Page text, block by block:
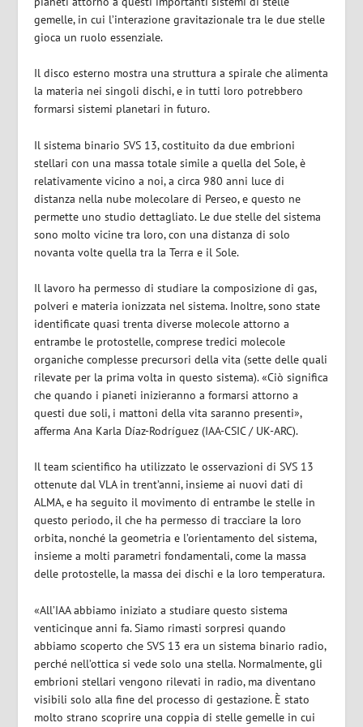
gemelle, in cui l’interazione gravitazionale tra le due stelle
gioca un ruolo essenziale.
Il disco esterno mostra una struttura a spirale che alimenta
la materia nei singoli dischi, e in tutti loro potrebbero
formarsi sistemi planetari in futuro.
Il sistema binario SVS 13, costituito da due embrioni
stellari con una massa totale simile a quella del Sole, è
relativamente vicino a noi, a circa 980 anni luce di
distanza nella nube molecolare di Perseo, e questo ne
permette uno studio dettagliato. Le due stelle del sistema
sono molto vicine tra loro, con una distanza di solo
novanta volte quella tra la Terra e il Sole.
Il lavoro ha permesso di studiare la composizione di gas,
polveri e materia ionizzata nel sistema. Inoltre, sono state
identificate quasi trenta diverse molecole attorno a
entrambe le protostelle, comprese tredici molecole
organiche complesse precursori della vita (sette delle quali
rilevate per la prima volta in questo sistema). «Ciò significa
che quando i pianeti inizieranno a formarsi attorno a
questi due soli, i mattoni della vita saranno presenti»,
afferma Ana Karla Díaz-Rodríguez (IAA-CSIC / UK-ARC).
Il team scientifico ha utilizzato le osservazioni di SVS 13
ottenute dal VLA in trent’anni, insieme ai nuovi dati di
ALMA, e ha seguito il movimento di entrambe le stelle in
questo periodo, il che ha permesso di tracciare la loro
orbita, nonché la geometria e l’orientamento del sistema,
insieme a molti parametri fondamentali, come la massa
delle protostelle, la massa dei dischi e la loro temperatura.
«All’IAA abbiamo iniziato a studiare questo sistema
venticinque anni fa. Siamo rimasti sorpresi quando
abbiamo scoperto che SVS 13 era un sistema binario radio,
perché nell’ottica si vede solo una stella. Normalmente, gli
embrioni stellari vengono rilevati in radio, ma diventano
visibili solo alla fine del processo di gestazione. È stato
molto strano scoprire una coppia di stelle gemelle in cui